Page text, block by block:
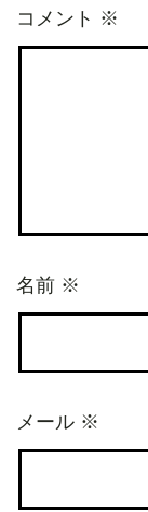
コメント ※
名前 ※
メール ※